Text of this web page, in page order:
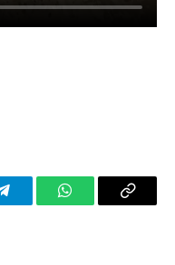
TelegramWhatsAppCopy